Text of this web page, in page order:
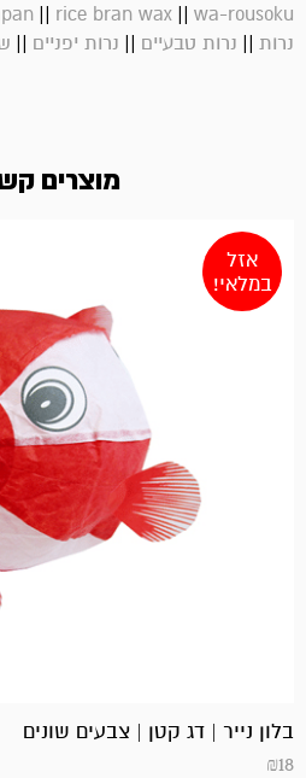
|| rice bran wax || wa-rousoku
נרות || נרות טבעיים || נרות יפניים ||
מוצרים
אזל
במלאי!
בלון נייר | דג קטן | צבעים שונים
₪18